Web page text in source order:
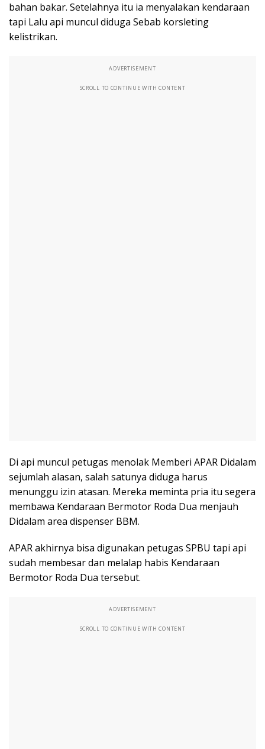
bahan bakar. Setelahnya itu ia menyalakan kendaraan
tapi Lalu api muncul diduga Sebab korsleting
kelistrikan.
ADVERTISEMENT
SCROLL TO CONTINUE WITH CONTENT
Di api muncul petugas menolak Memberi APAR Didalam
sejumlah alasan, salah satunya diduga harus
menunggu izin atasan. Mereka meminta pria itu segera
membawa Kendaraan Bermotor Roda Dua menjauh
Didalam area dispenser BBM.
APAR akhirnya bisa digunakan petugas SPBU tapi api
sudah membesar dan melalap habis Kendaraan
Bermotor Roda Dua tersebut.
ADVERTISEMENT
SCROLL TO CONTINUE WITH CONTENT